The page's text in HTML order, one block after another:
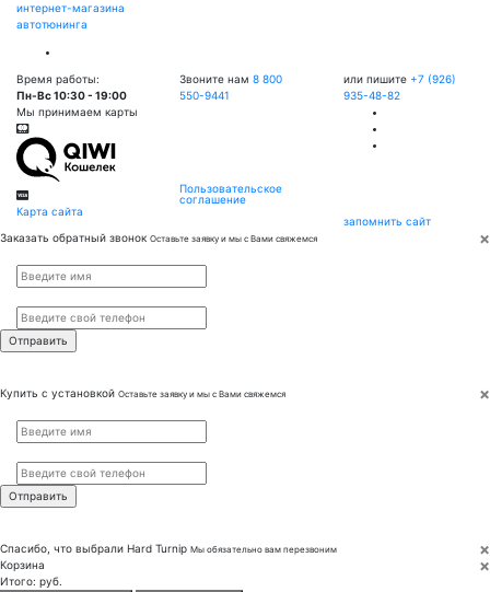
интернет-магазина
автотюнинга
Время работы:
Пн-Вс 10:30 - 19:00
Мы принимаем карты
Карта сайта
Звоните нам 8 800
550-9441
Пользовательское
соглашение
или пишите +7 (926)
935-48-82
запомнить сайт
×
Заказать обратный звонок Оставьте заявку и мы с Вами свяжемся
×
Купить с установкой Оставьте заявку и мы с Вами свяжемся
×
Спасибо, что выбрали Hard Turnip Мы обязательно вам перезвоним
×
Корзина
Итого: руб.